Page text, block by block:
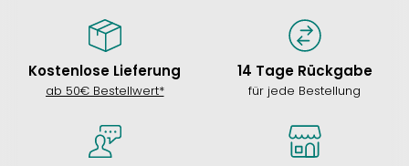
Kostenlose Lieferung
ab 50€ Bestellwert*
14 Tage Rückgabe
für jede Bestellung